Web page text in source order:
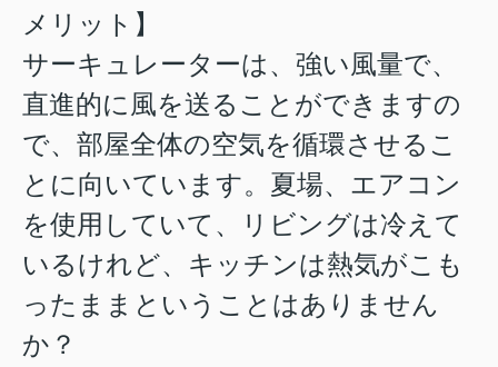
メリット】
サーキュレーターは、強い風量で、
直進的に風を送ることができますの
で、部屋全体の空気を循環させるこ
とに向いています。夏場、エアコン
を使用していて、リビングは冷えて
いるけれど、キッチンは熱気がこも
ったままということはありません
か？